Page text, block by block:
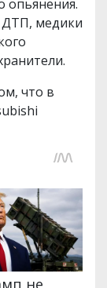
опьянения.
ДТП, медики
что в